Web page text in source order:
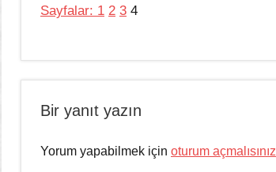
Sayfalar: 1 2 3 4
Bir yanıt yazın
Yorum yapabilmek için oturum açmalısınız